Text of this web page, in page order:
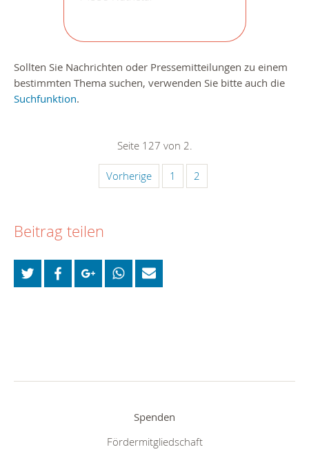
Sollten Sie Nachrichten oder Pressemitteilungen zu einem
bestimmten Thema suchen, verwenden Sie bitte auch die
Suchfunktion.
Seite 127 von 2.
Vorherige 1 2
Beitrag teilen
Spenden
Fördermitgliedschaft